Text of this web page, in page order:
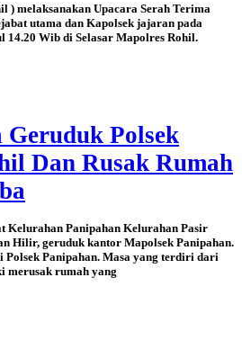
) melaksanakan Upacara Serah Terima
utama dan Kapolsek jajaran pada
14.20 Wib di Selasar Mapolres Rohil.
Polsek
Dan Rusak Rumah
Kelurahan Panipahan Kelurahan Pasir
Hilir, geruduk kantor Mapolsek Panipahan.
Polsek Panipahan. Masa yang terdiri dari
merusak rumah yang